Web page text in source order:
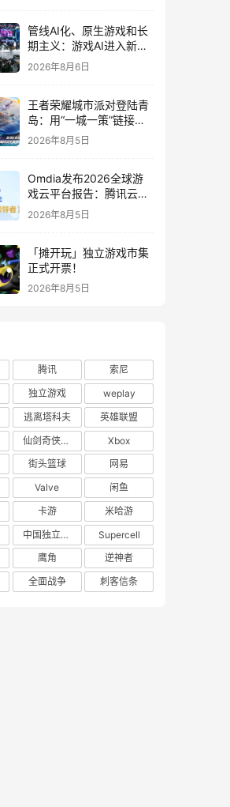
管线AI化、原生游戏和长
期主义：游戏AI进入新共
识时代
2026年8月6日
王者荣耀城市派对登陆青
岛：用“一城一策”链接海
洋场景，以双向奔赴带动
2026年8月5日
Omdia发布2026全球游
戏云平台报告：腾讯云连
续两年入选“领导者”象限
2026年8月5日
「摊开玩」独立游戏市集
正式开票！
2026年8月5日
腾讯
索尼
独立游戏
weplay
逃离塔科夫
英雄联盟
仙剑奇侠传四
Xbox
街头篮球
网易
Valve
闲鱼
卡游
米哈游
中国独立游戏联盟
Supercell
鹰角
逆神者
全面战争 刺客信条